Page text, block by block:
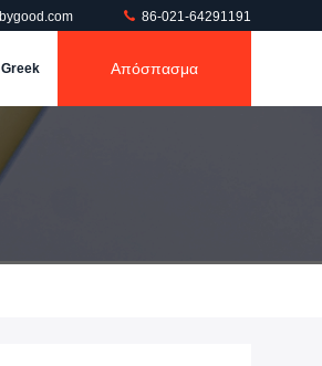
86-021-64291191
Greek Απόσπασμα